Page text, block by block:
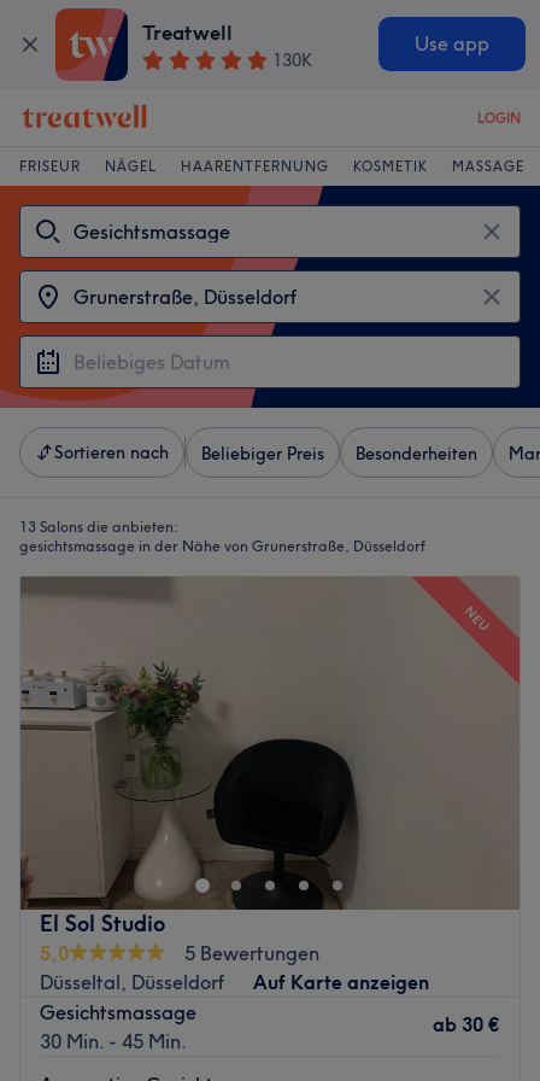
Treatwell
130K
Use app
LOGIN
FRISEUR NÄGEL HAARENTFERNUNG KOSMETIK MASSAGE
Sortieren nach Beliebiger Preis Besonderheiten
13 Salons die anbieten:
gesichtsmassage in der Nähe von Grunerstraße, Düsseldorf
NEU
El Sol Studio
5,0
5 Bewertungen
Düsseltal, Düsseldorf
Auf Karte anzeigen
Gesichtsmassage
30 Min. - 45 Min.
ab 30 €